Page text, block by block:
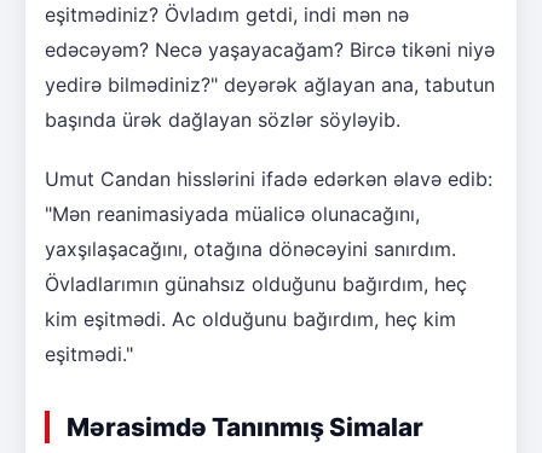
eşitmədiniz? Övladım getdi, indi mən nə
edəcəyəm? Necə yaşayacağam? Bircə tikəni niyə
yedirə bilmədiniz?" deyərək ağlayan ana, tabutun
başında ürək dağlayan sözlər söyləyib.
Umut Candan hisslərini ifadə edərkən əlavə edib:
"Mən reanimasiyada müalicə olunacağını,
yaxşılaşacağını, otağına dönəcəyini sanırdım.
Övladlarımın günahsız olduğunu bağırdım, heç
kim eşitmədi. Ac olduğunu bağırdım, heç kim
eşitmədi."
Mərasimdə Tanınmış Simalar